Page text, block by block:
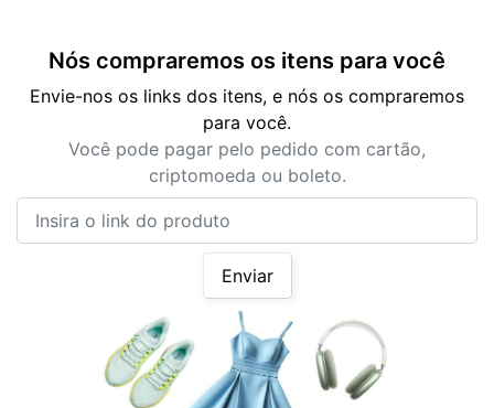
Nós compraremos os itens para você
Envie-nos os links dos itens, e nós os compraremos
para você.
Você pode pagar pelo pedido com cartão,
criptomoeda ou boleto.
Enviar